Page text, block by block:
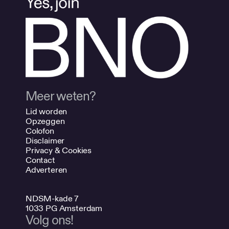
Meer weten?
Lid worden
Opzeggen
Colofon
Disclaimer
Privacy & Cookies
Contact
Adverteren
NDSM-kade 7
1033 PG Amsterdam
Volg ons!